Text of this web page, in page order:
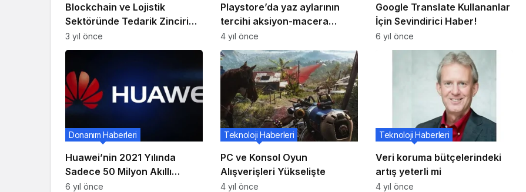
Blockchain ve Lojistik
Sektöründe Tedarik Zinciri
Yönetimi
3 yıl önce
Playstore’da yaz aylarının
tercihi aksiyon-macera
oyunları
4 yıl önce
Google Translate Kullananlar
İçin Sevindirici Haber!
6 yıl önce
Huawei’nin 2021 Yılında
Sadece 50 Milyon Akıllı
Telefon Üreteceği İddia
Donanım Haberleri
6 yıl önce
PC ve Konsol Oyun
Alışverişleri Yükselişte
Teknoloji Haberleri
4 yıl önce
Veri koruma bütçelerindeki
artış yeterli mi
Teknoloji Haberleri
4 yıl önce